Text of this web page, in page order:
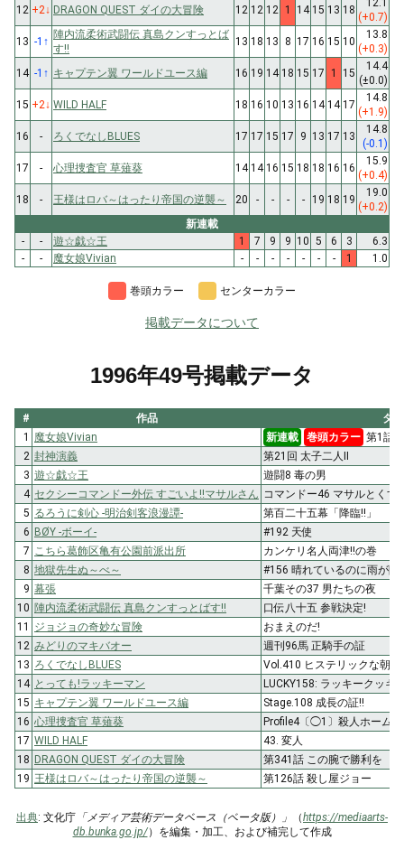
12 +2↓ DRAGON QUEST ダイの大冒険 12 12 12 1 14 15 13 18
12.1
(+0.7)
13 -1 ↑
陣内流柔術武闘伝 真島クンすっとば
す!!
13 18 13 8 17 16 15 10
13.8
(+0.3)
14 -1 ↑ キャプテン翼 ワールドユース編 16 19 14 18 15 17 1 15
14.4
(±0.0)
15 +2↓ WILD HALF 18 16 10 13 16 14 14 17
14.8
(+1.9)
16
- ろくでなしBLUES 17 17 15 17 9 13 17 13
14.8
(-0.1)
17
- 心理捜査官 草薙葵 14 14 16 15 18 18 16 16
15.9
(+0.4)
18
- 王様はロバ～はったり帝国の逆襲～ 20 - - - - 19 18 19
19.0
(+0.2)
新連載
-
- 遊☆戯☆王 1 7 9 9 10 5 6 3
6.3
-
- 魔女娘Vivian - - - - - - - 1 1.0
巻頭カラー センターカラー
掲載データについて
1996年49号掲載データ
# 作品
タ
1
魔女娘Vivian 新連載 巻頭カラー 第1話
2 封神演義
第21回 太子二人Ⅱ
3 遊☆戯☆王
遊闘8 毒の男
4 セクシーコマンドー外伝 すごいよ!!マサルさん コマンドー46 マサルとくす
5 るろうに剣心 -明治剣客浪漫譚-
第百二十五幕「降臨!!」
6 BØY -ボーイ-
#192 天使
7
こちら葛飾区亀有公園前派出所
カンケリ名人両津!!の巻
8 地獄先生ぬ～べ～
#156 晴れているのに雨が降
9 幕張
千葉その37 男たちの夜
10 陣内流柔術武闘伝 真島クンすっとばす!!
口伝八十五 参戦決定!
11
ジョジョの奇妙な冒険
おまえのだ!
12 みどりのマキバオー
週刊96馬 正騎手の証
13 ろくでなしBLUES
Vol.410 ヒステリックな朝
14 とっても!ラッキーマン
LUCKY158: ラッキークッキ
15 キャプテン翼 ワールドユース編
Stage.108 成長の証!!
16 心理捜査官 草薙葵
Profile4〔◯1〕殺人ホーム
17 WILD HALF
43. 変人
18 DRAGON QUEST ダイの大冒険
第341話 この腕で勝利を
19 王様はロバ～はったり帝国の逆襲～ 第126話 殺し屋ジョー
出典: 文化庁 「メディア芸術データベース（ベータ版）」 （https://mediaarts-
db.bunka.go.jp/）を編集・加工、および補完して作成